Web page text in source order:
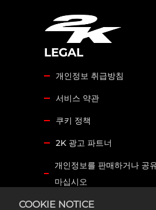
로
간
주
며,
데
터
가
le 서
버
로
LEGAL
개인정보 취급방침
서비스 약관
쿠키 정책
2K 광고 파트너
개인정보를 판매하거나 공
마십시오
COOKIE SETTINGS
COOKIE NOTICE